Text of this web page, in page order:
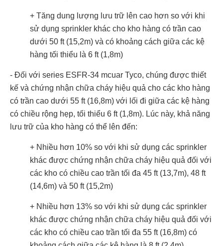
+ Tăng dung lượng lưu trữ lên cao hơn so với khi
sử dụng sprinkler khác cho kho hàng có trần cao
dưới 50 ft (15,2m) và có khoảng cách giữa các kệ
hàng tối thiểu là 6 ft (1,8m)
- Đối với series ESFR-34 mcuar Tyco, chúng được thiết
kế và chứng nhận chữa cháy hiệu quả cho các kho hàng
có trần cao dưới 55 ft (16,8m) với lối đi giữa các kệ hàng
có chiều rộng hẹp, tối thiểu 6 ft (1,8m). Lúc này, khả năng
lưu trữ của kho hàng có thể lên đến:
+ Nhiều hơn 10% so với khi sử dụng các sprinkler
khác được chứng nhận chữa cháy hiệu quả đối với
các kho có chiều cao trần tối đa 45 ft (13,7m), 48 ft
(14,6m) và 50 ft (15,2m)
+ Nhiều hơn 13% so với khi sử dụng các sprinkler
khác được chứng nhận chữa cháy hiệu quả đối với
các kho có chiều cao trần tối đa 55 ft (16,8m) có